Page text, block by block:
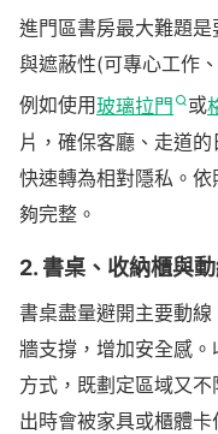
1. 自然光引入設計
2. 人工照明安排（
3. 通風路徑優化，
進門區書房最大難題
與遮蔽性(可專心工作
例如使用玻璃拉門 或
片，確保客廳、走道
快速轉為相對隱私。
夠完整。
2. 書桌、收納櫃與
書桌盡量避開主要動
牆支撐，增加安全感。
方式，既劃定區域又
出時會被家具或櫃體